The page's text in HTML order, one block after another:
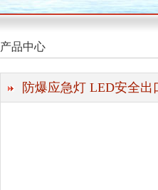
产品中心
防爆应急灯 LED安全